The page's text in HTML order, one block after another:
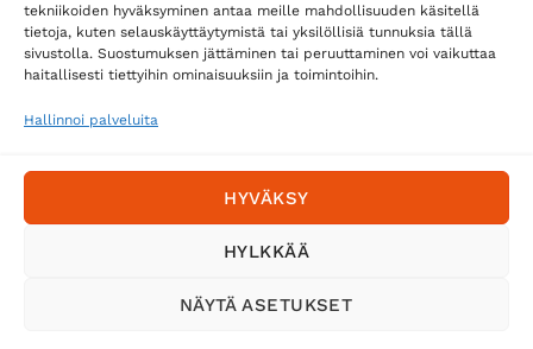
tekniikoiden hyväksyminen antaa meille mahdollisuuden käsitellä
tietoja, kuten selauskäyttäytymistä tai yksilöllisiä tunnuksia tällä
sivustolla. Suostumuksen jättäminen tai peruuttaminen voi vaikuttaa
haitallisesti tiettyihin ominaisuuksiin ja toimintoihin.
Hallinnoi palveluita
HYVÄKSY
HYLKKÄÄ
NÄYTÄ ASETUKSET
Tilaa uutiskirje ja saat erikoisalennuksia